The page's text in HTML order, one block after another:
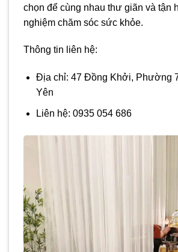
chọn để cùng nhau thư giãn và tận
nghiệm chăm sóc sức khỏe.
Thông tin liên hệ:
Địa chỉ: 47 Đồng Khởi, Phường
Yên
Liên hệ: 0935 054 686